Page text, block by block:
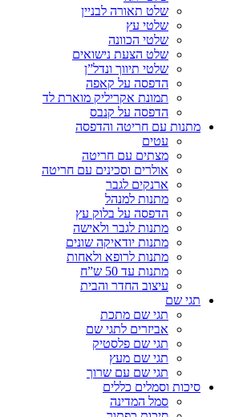
שלט תאורה לבניין
שלטי עץ
שלטי הכוונה
שלט הצעת נישואים
שלטי תיווך ונדל”ן
הדפסה על קאפה
תמונת אקריליק מוארת לד
הדפסה על קנבס
מתנות עם חריטה והדפסה
עטים
מצתים עם חריטה
אולרים וסכינים עם חריטה
ארנקים לגבר
מתנות למנהל
הדפסה על בלוק עץ
מתנות לגבר ולאישה
מתנות יודאיקה שונים
מתנות לרופא ולאחות
מתנות עד 50 ש”ח
עיצוב החדר והבית
תגי שם
תגי שם מתכת
אביזרים לתגי שם
תגי שם פלסטיק
תגי שם מעץ
תגי שם עם שרוך
סיכות וסמלים כללים
סמל המדינה